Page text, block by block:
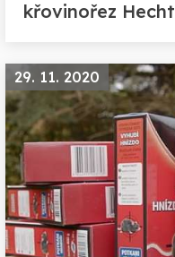
křovinořez Hecht
29. 11. 2020